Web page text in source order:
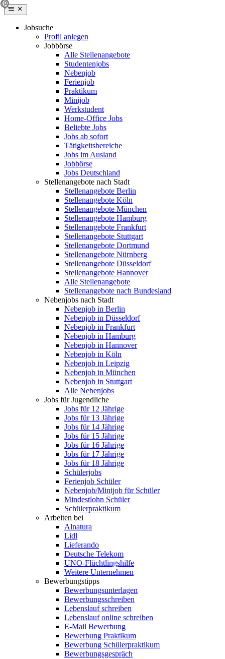
Jobsuche
Profil anlegen
Jobbörse
Alle Stellenangebote
Studentenjobs
Nebenjob
Ferienjob
Praktikum
Minijob
Werkstudent
Home-Office Jobs
Beliebte Jobs
Jobs ab sofort
Tätigkeitsbereiche
Jobs im Ausland
Jobbörse
Jobs Deutschland
Stellenangebote nach Stadt
Stellenangebote Berlin
Stellenangebote Köln
Stellenangebote München
Stellenangebote Hamburg
Stellenangebote Frankfurt
Stellenangebote Stuttgart
Stellenangebote Dortmund
Stellenangebote Nürnberg
Stellenangebote Düsseldorf
Stellenangebote Hannover
Alle Stellenangebote
Stellenangebote nach Bundesland
Nebenjobs nach Stadt
Nebenjob in Berlin
Nebenjob in Düsseldorf
Nebenjob in Frankfurt
Nebenjob in Hamburg
Nebenjob in Hannover
Nebenjob in Köln
Nebenjob in Leipzig
Nebenjob in München
Nebenjob in Stuttgart
Alle Nebenjobs
Jobs für Jugendliche
Jobs für 12 Jährige
Jobs für 13 Jährige
Jobs für 14 Jährige
Jobs für 15 Jährige
Jobs für 16 Jährige
Jobs für 17 Jährige
Jobs für 18 Jährige
Schülerjobs
Ferienjob Schüler
Nebenjob/Minijob für Schüler
Mindestlohn Schüler
Schülerpraktikum
Arbeiten bei
Alnatura
Lidl
Lieferando
Deutsche Telekom
UNO-Flüchtlingshilfe
Weitere Unternehmen
Bewerbungstipps
Bewerbungsunterlagen
Bewerbungsschreiben
Lebenslauf schreiben
Lebenslauf online schreiben
E-Mail Bewerbung
Bewerbung Praktikum
Bewerbung Schülerpraktikum
Bewerbungsgespräch